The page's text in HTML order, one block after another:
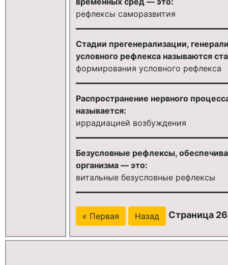
рефлексы саморазвития
Стадии прегенерализации,
условного рефлекса называются
формирования условного рефлекса
Распространение нервного
называется:
иррадиацией возбуждения
Безусловные рефлексы,
организма — это:
витальные безусловные рефлексы
« Первая Назад Страница